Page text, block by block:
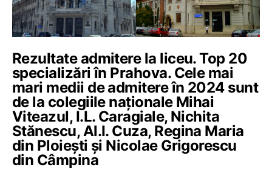
Rezultate admitere la liceu. Top 20
specializări în Prahova. Cele mai
mari medii de admitere în 2024 sunt
de la colegiile naționale Mihai
Viteazul, I.L. Caragiale, Nichita
Stănescu, Al.I. Cuza, Regina Maria
din Ploiești și Nicolae Grigorescu
din Câmpina